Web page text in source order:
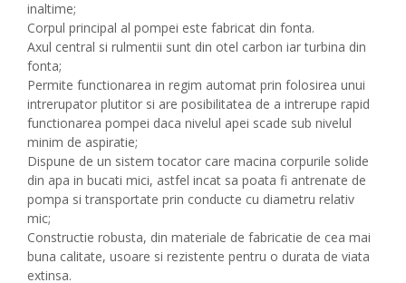
inaltime;
Corpul principal al pompei este fabricat din fonta.
Axul central si rulmentii sunt din otel carbon iar turbina din
fonta;
Permite functionarea in regim automat prin folosirea unui
intrerupator plutitor si are posibilitatea de a intrerupe rapid
functionarea pompei daca nivelul apei scade sub nivelul
minim de aspiratie;
Dispune de un sistem tocator care macina corpurile solide
din apa in bucati mici, astfel incat sa poata fi antrenate de
pompa si transportate prin conducte cu diametru relativ
mic;
Constructie robusta, din materiale de fabricatie de cea mai
buna calitate, usoare si rezistente pentru o durata de viata
extinsa.